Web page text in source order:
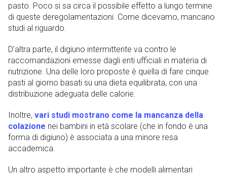
pasto. Poco si sa circa il possibile effetto a lungo termine
di queste deregolamentazioni. Come dicevamo, mancano
studi al riguardo.
D’altra parte, il digiuno intermittente va contro le
raccomandazioni emesse dagli enti ufficiali in materia di
nutrizione. Una delle loro proposte è quella di fare cinque
pasti al giorno basati su una dieta equilibrata, con una
distribuzione adeguata delle calorie.
Inoltre, vari studi mostrano come la mancanza della
colazione nei bambini in età scolare (che in fondo è una
forma di digiuno) è associata a una minore resa
accademica.
Un altro aspetto importante è che modelli alimentari